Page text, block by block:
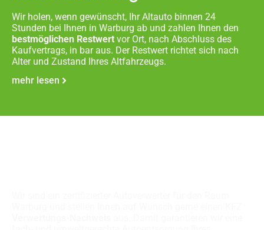
Wir holen, wenn gewünscht, Ihr Altauto binnen 24
Stunden bei Ihnen in Warburg ab und zahlen Ihnen den
bestmöglichen Restwert vor Ort, nach Abschluss des
Kaufvertrags, in bar aus. Der Restwert richtet sich nach
Alter und Zustand Ihres Altfahrzeugs.
mehr lesen